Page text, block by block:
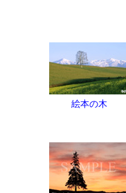
絵本の木